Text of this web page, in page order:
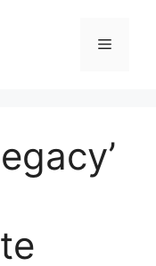
Menú